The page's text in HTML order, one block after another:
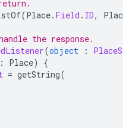
(Place. Field . ID,
the response.
(object :
: Place)
{
= getString(